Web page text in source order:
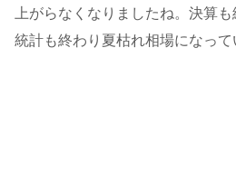
上がらなくなりましたね。決算
統計も終わり夏枯れ相場になって